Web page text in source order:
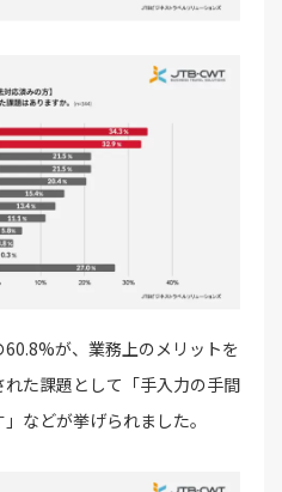
が、業務上のメリットを
た課題として「手入力の手間
などが挙げられました。